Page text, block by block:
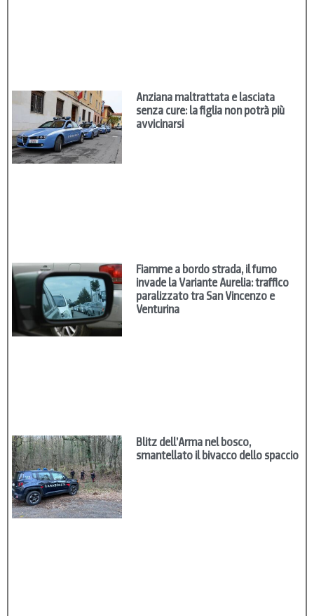
Anziana maltrattata e lasciata
senza cure: la figlia non potrà più
avvicinarsi
Fiamme a bordo strada, il fumo
invade la Variante Aurelia: traffico
paralizzato tra San Vincenzo e
Venturina
Blitz dell’Arma nel bosco,
smantellato il bivacco dello spaccio